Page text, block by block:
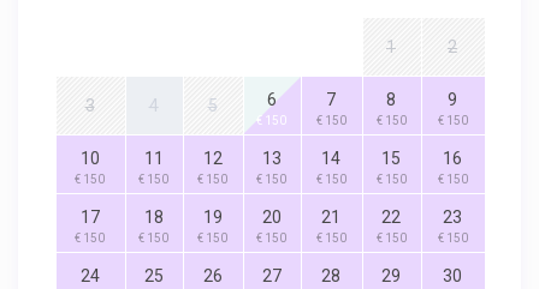
1 2
3 4 5 6
€ 150
7
€ 150
8
€ 150
9
€ 150
10
€ 150
11
€ 150
12
€ 150
13
€ 150
14
€ 150
15
€ 150
16
€ 150
17
€ 150
18
€ 150
19
€ 150
20
€ 150
21
€ 150
22
€ 150
23
€ 150
24 25 26 27 28 29 30